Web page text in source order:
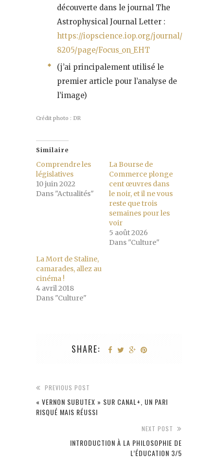
découverte dans le journal The
Astrophysical Journal Letter :
https://iopscience.iop.org/journal/2041-
8205/page/Focus_on_EHT
(j’ai principalement utilisé le
premier article pour l’analyse de
l’image)
Crédit photo : DR
Similaire
Comprendre les
législatives
10 juin 2022
Dans "Actualités"
La Bourse de
Commerce plonge
cent œuvres dans
le noir, et il ne vous
reste que trois
semaines pour les
voir
5 août 2026
Dans "Culture"
La Mort de Staline,
camarades, allez au
cinéma !
4 avril 2018
Dans "Culture"
SHARE:
PREVIOUS POST
« VERNON SUBUTEX » SUR CANAL+, UN PARI
RISQUÉ MAIS RÉUSSI
NEXT POST
INTRODUCTION À LA PHILOSOPHIE DE
L’ÉDUCATION 3/5